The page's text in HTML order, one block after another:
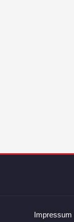
Impressum